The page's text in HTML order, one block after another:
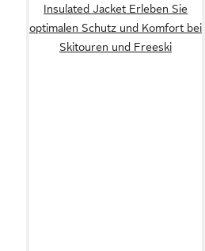
Insulated Jacket Erleben Sie
optimalen Schutz und Komfort bei
Skitouren und Freeski